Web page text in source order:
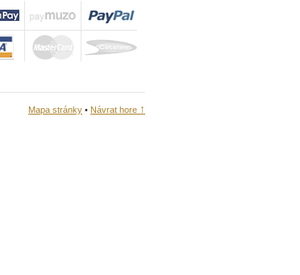
Mapa stránky • Návrat hore ↑